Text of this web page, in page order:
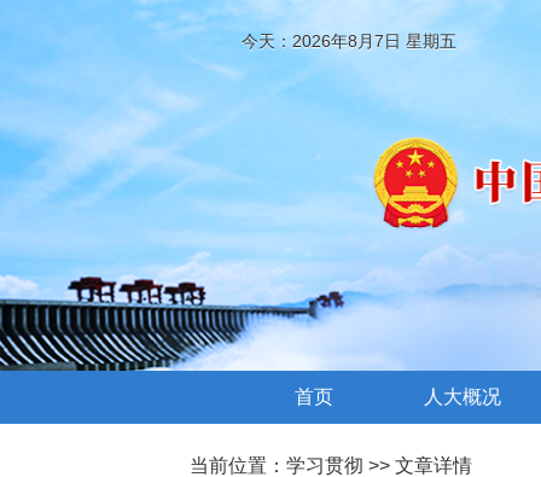
今天：2026年8月7日 星期五
首页 人大概况
当前位置： 学习贯彻 >> 文章详情